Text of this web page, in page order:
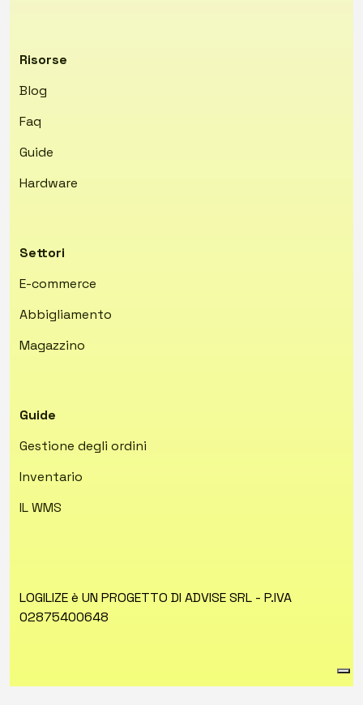
Risorse
Blog
Faq
Guide
Hardware
Settori
E-commerce
Abbigliamento
Magazzino
Guide
Gestione degli ordini
Inventario
IL WMS
LOGILIZE è UN PROGETTO DI ADVISE SRL - P.IVA
02875400648